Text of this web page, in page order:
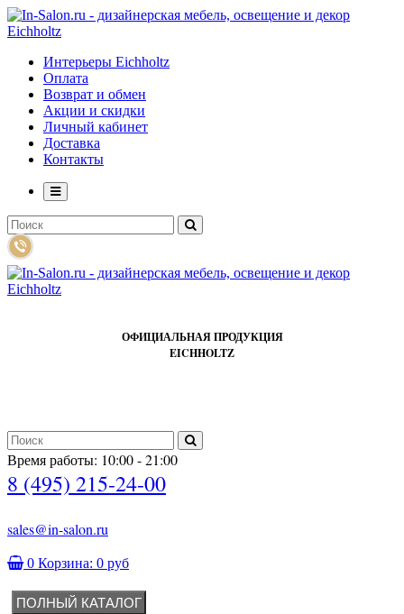
Интерьеры Eichholtz
Оплата
Возврат и обмен
Акции и скидки
Личный кабинет
Доставка
Контакты
ОФИЦИАЛЬНАЯ ПРОДУКЦИЯ
EICHHOLTZ
Время работы: 10:00 - 21:00
8 (495) 215-24-00
sales@in-salon.ru
0 Корзина: 0 руб
ПОЛНЫЙ КАТАЛОГ